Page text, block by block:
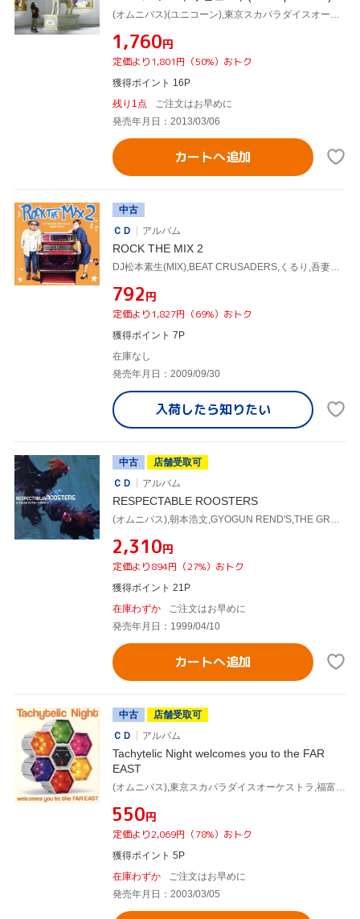
¥1,760円
定価より1,801円（50%）おトク
獲得ポイント 16P
残り1点
ご注文はお早めに
発売年月日：2013/03/06
カートへ追加
中古
ＣＤ
アルバム
ROCK THE MIX 2
DJ松本素生(MIX),BEAT CRUSADERS,くるり,吾妻光良&The Swinging Boppers,東京スカパラダイスオーケストラ,EGO-WRAPPIN',MO'SOME TONEBENDER,NUMBER GIRL
¥792円
定価より1,827円（69%）おトク
獲得ポイント 7P
在庫なし
発売年月日：2009/09/30
入荷したら知りたい
中古
店舗受取可
ＣＤ
アルバム
RESPECTABLE ROOSTERS
¥2,310円
定価より894円（27%）おトク
獲得ポイント 21P
在庫わずか
ご注文はお早めに
発売年月日：1999/04/10
カートへ追加
中古
店舗受取可
ＣＤ
アルバム
Tachytelic Night welcomes you to the FAR
EAST
¥550円
定価より2,069円（78%）おトク
獲得ポイント 5P
在庫わずか
ご注文はお早めに
発売年月日：2003/03/05